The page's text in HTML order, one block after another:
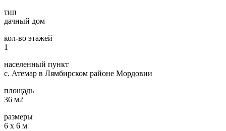
тип
дачный дом
кол-во этажей
1
населенный пункт
с. Атемар в Лямбирском районе Мордовии
площадь
36 м2
размеры
6 х 6 м